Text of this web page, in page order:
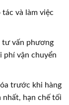
và làm việc
tư vấn phương
phí vận chuyển
trước khi hàng
nhất, hạn chế tối